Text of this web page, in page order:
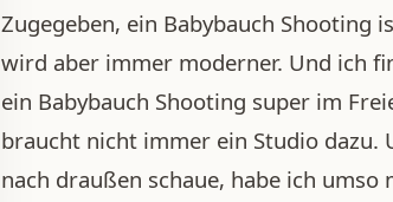
Zugegeben, ein Babybauch Shooting
wird aber immer moderner. Und ich
ein Babybauch Shooting super im
braucht nicht immer ein Studio dazu.
nach draußen schaue, habe ich umso